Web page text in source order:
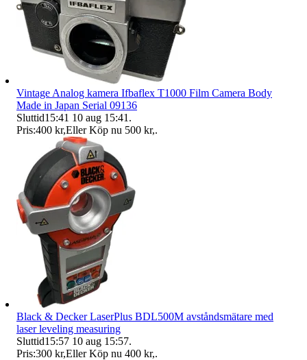
Vintage Analog kamera Ifbaflex T1000 Film Camera Body
Made in Japan Serial 09136
Sluttid15:41 10 aug 15:41 .
Pris:400 kr,Eller Köp nu 500 kr,.
Black & Decker LaserPlus BDL500M avståndsmätare med
laser leveling measuring
Sluttid15:57 10 aug 15:57.
Pris:300 kr,Eller Köp nu 400 kr,.